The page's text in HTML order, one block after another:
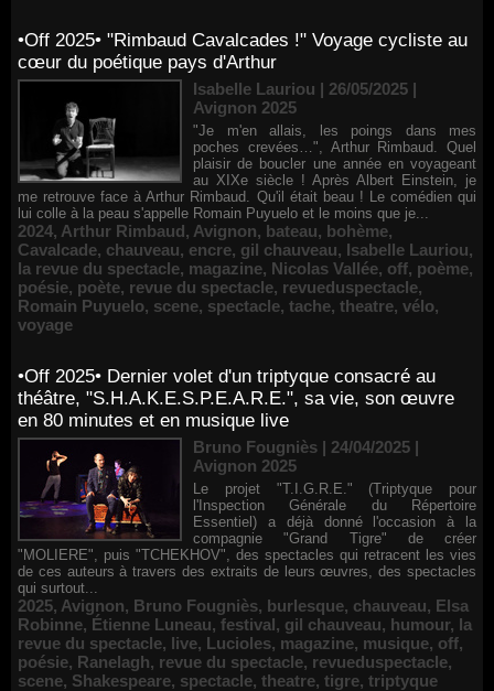
•Off 2025• "Rimbaud Cavalcades !" Voyage cycliste au
cœur du poétique pays d'Arthur
Isabelle Lauriou | 26/05/2025 |
Avignon 2025
"Je m'en allais, les poings dans mes
poches crevées…", Arthur Rimbaud. Quel
plaisir de boucler une année en voyageant
au XIXe siècle ! Après Albert Einstein, je
me retrouve face à Arthur Rimbaud. Qu'il était beau ! Le comédien qui
lui colle à la peau s'appelle Romain Puyuelo et le moins que je...
2024, Arthur Rimbaud, Avignon, bateau, bohème,
Cavalcade, chauveau, encre, gil chauveau, Isabelle Lauriou,
la revue du spectacle, magazine, Nicolas Vallée, off, poème,
poésie, poète, revue du spectacle, revueduspectacle,
Romain Puyuelo, scene, spectacle, tache, theatre, vélo,
voyage
•Off 2025• Dernier volet d'un triptyque consacré au
théâtre, "S.H.A.K.E.S.P.E.A.R.E.", sa vie, son œuvre
en 80 minutes et en musique live
Bruno Fougniès | 24/04/2025 |
Avignon 2025
Le projet "T.I.G.R.E." (Triptyque pour
l'Inspection Générale du Répertoire
Essentiel) a déjà donné l'occasion à la
compagnie "Grand Tigre" de créer
"MOLIERE", puis "TCHEKHOV", des spectacles qui retracent les vies
de ces auteurs à travers des extraits de leurs œuvres, des spectacles
qui surtout...
2025, Avignon, Bruno Fougniès, burlesque, chauveau, Elsa
Robinne, Étienne Luneau, festival, gil chauveau, humour, la
revue du spectacle, live, Lucioles, magazine, musique, off,
poésie, Ranelagh, revue du spectacle, revueduspectacle,
scene, Shakespeare, spectacle, theatre, tigre, triptyque